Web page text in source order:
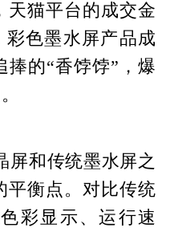
天猫平台的成交金
彩色墨水屏产品成
捧的“香饽饽”，爆
屏和传统墨水屏之
平衡点。对比传统
彩显示、运行速